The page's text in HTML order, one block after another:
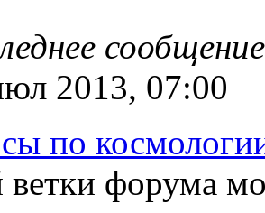
сообщение
2013, 07:00
по
ветки форума